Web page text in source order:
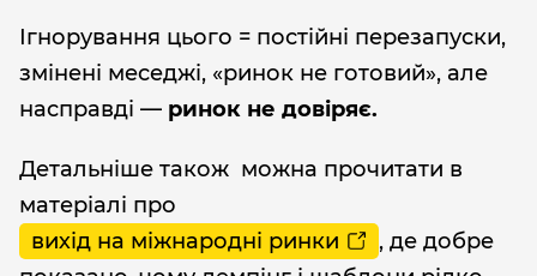
Ігнорування цього = постійні перезапуски,
змінені меседжі, «ринок не готовий», але
насправді — ринок не довіряє.
Детальніше також можна прочитати в
матеріалі про
вихід на міжнародні ринки
, де добре